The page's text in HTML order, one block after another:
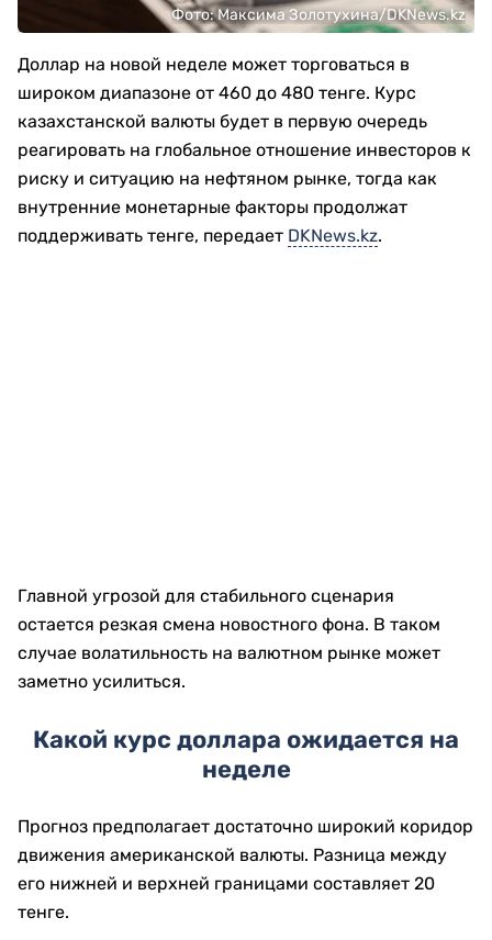
Фото: Максима Золотухина/DKNews.kz
Доллар на новой неделе может торговаться в
широком диапазоне от 460 до 480 тенге. Курс
казахстанской валюты будет в первую очередь
реагировать на глобальное отношение инвесторов к
риску и ситуацию на нефтяном рынке, тогда как
внутренние монетарные факторы продолжат
поддерживать тенге, передает DKNews.kz.
Главной угрозой для стабильного сценария
остается резкая смена новостного фона. В таком
случае волатильность на валютном рынке может
заметно усилиться.
Какой курс доллара ожидается на
неделе
Прогноз предполагает достаточно широкий коридор
движения американской валюты. Разница между
его нижней и верхней границами составляет 20
тенге.